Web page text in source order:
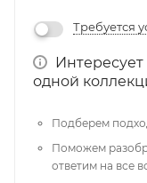
Требуется
одной
Подберем
Поможем
ответим на все